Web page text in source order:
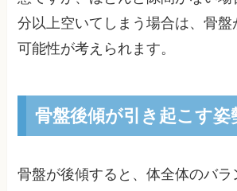
分以上空いてしまう場合は、骨盤
可能性が考えられます。
骨盤後傾が引き起こす姿
骨盤が後傾すると、体全体のバラ